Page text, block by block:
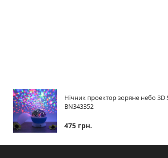
Нічник проектор зоряне небо 3D
BN343352
475 грн.